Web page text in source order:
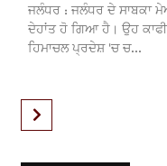
ਜਲੰਧਰ : ਜਲੰਧਰ ਦੇ ਸਾਬਕਾ
ਦੇਹਾਂਤ ਹੋ ਗਿਆ ਹੈ। ਉਹ
ਹਿਮਾਚਲ ਪ੍ਰਦੇਸ਼ 'ਚ ਚ...